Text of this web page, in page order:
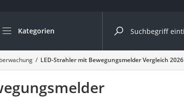
Kategorien
beliebtesten Vergleiche nach Kategorie
feuerfest
Akku-Rasenmäher
LED-Strahler mit Bewegungsmelder Vergleich 2026